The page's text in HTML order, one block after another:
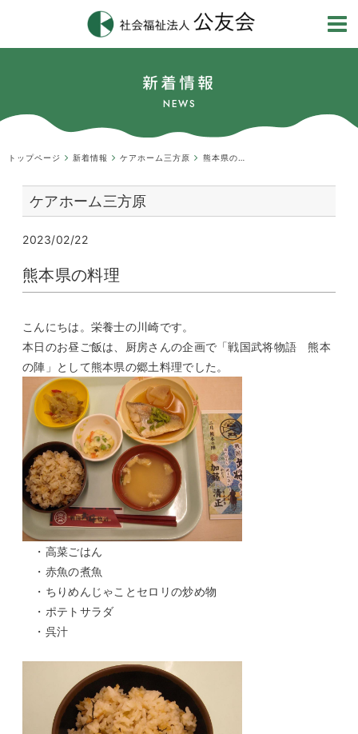
新着情報
NEWS
トップページ 新着情報 ケアホーム三方原
ケアホーム三方原
2023/02/22
熊本県の料理
こんにちは。栄養士の川崎です。
本日のお昼ご飯は、厨房さんの企画で「戦国武将物語 熊本
の陣」として熊本県の郷土料理でした。
・高菜ごはん
・赤魚の煮魚
・ちりめんじゃことセロリの炒め物
・ポテトサラダ
・呉汁